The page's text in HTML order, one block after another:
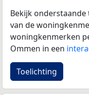
Bekijk
van de
woningkenmerken
Ommen in een
Toelichting